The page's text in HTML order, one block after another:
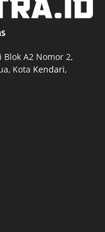
Blok A2 Nomor 2,
Kota Kendari,